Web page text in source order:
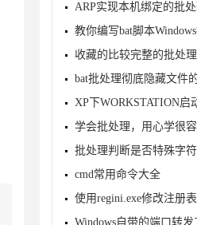
ARP实现本机绑定的批
教你编写bat脚本
收藏的比较完整的批处
批处理判断是否特殊字
cmd常用命令大全
使用regini.exe修改注册